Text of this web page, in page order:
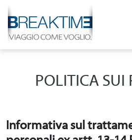
POLITICA SUI
Informativa sul